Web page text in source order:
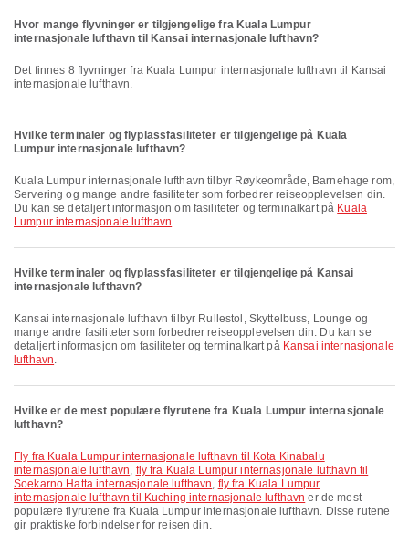
Hvor mange flyvninger er tilgjengelige fra Kuala Lumpur
internasjonale lufthavn til Kansai internasjonale lufthavn?
Det finnes 8 flyvninger fra Kuala Lumpur internasjonale lufthavn til Kansai
internasjonale lufthavn.
Hvilke terminaler og flyplassfasiliteter er tilgjengelige på Kuala
Lumpur internasjonale lufthavn?
Kuala Lumpur internasjonale lufthavn tilbyr Røykeområde, Barnehage rom,
Servering og mange andre fasiliteter som forbedrer reiseopplevelsen din.
Du kan se detaljert informasjon om fasiliteter og terminalkart på Kuala
Lumpur internasjonale lufthavn.
Hvilke terminaler og flyplassfasiliteter er tilgjengelige på Kansai
internasjonale lufthavn?
Kansai internasjonale lufthavn tilbyr Rullestol, Skyttelbuss, Lounge og
mange andre fasiliteter som forbedrer reiseopplevelsen din. Du kan se
detaljert informasjon om fasiliteter og terminalkart på Kansai internasjonale
lufthavn.
Hvilke er de mest populære flyrutene fra Kuala Lumpur internasjonale
lufthavn?
fly fra Kuala Lumpur internasjonale lufthavn til Kota Kinabalu
internasjonale lufthavn, fly fra Kuala Lumpur internasjonale lufthavn til
Soekarno Hatta internasjonale lufthavn, fly fra Kuala Lumpur
internasjonale lufthavn til Kuching internasjonale lufthavn er de mest
populære flyrutene fra Kuala Lumpur internasjonale lufthavn. Disse rutene
gir praktiske forbindelser for reisen din.